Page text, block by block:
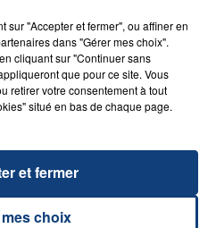
SE FAIRE
contre la clinique qui a
et présenté ses
sur "Accepter et fermer", ou affiner en
dans "Gérer mes choix".
cliquant sur "Continuer sans
que pour ce site. Vous
retirer votre consentement à tout
situé en bas de chaque page.
choix
et fermer